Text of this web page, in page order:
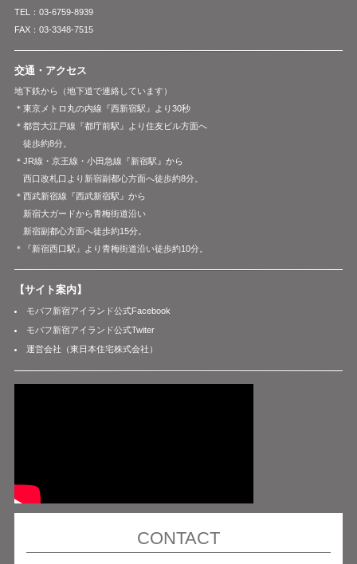
TEL：03-6759-8939
FAX：03-3348-7515
交通・アクセス
地下鉄から（地下道で連絡しています）
＊東京メトロ丸の内線『西新宿駅』より30秒
＊都営大江戸線『都庁前駅』より住友ビル方面へ
徒歩約8分。
＊JR線・京王線・小田急線『新宿駅』から
西口改札口より新宿副都心方面へ徒歩約8分。
＊西武新宿線『西武新宿駅』から
新宿大ガードから青梅街道沿い
新宿副都心方面へ徒歩約15分。
＊『新宿西口駅』より青梅街道沿い徒歩約10分。
【サイト案内】
モバフ新宿アイランド公式Facebook
モバフ新宿アイランド公式Twiter
運営会社（東日本住宅株式会社）
CONTACT